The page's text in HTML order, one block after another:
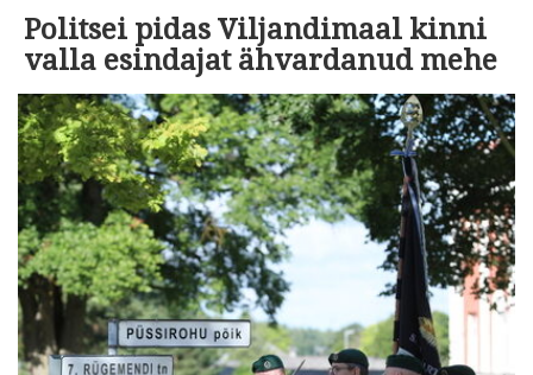
Politsei pidas Viljandimaal kinni
valla esindajat ähvardanud mehe